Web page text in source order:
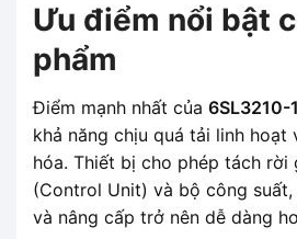
Ưu điểm nổi bật
phẩm
Điểm mạnh nhất của 6SL3210-
khả năng chịu quá tải linh hoạt
hóa. Thiết bị cho phép tách rời
(Control Unit) và bộ công
và nâng cấp trở nên dễ dàng